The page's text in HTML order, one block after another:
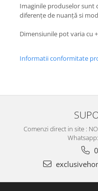
Imaginile produselor sunt
diferențe de nuanță si
Dimensiunile pot varia cu
Informatii conformitate
Comenzi direct in site :